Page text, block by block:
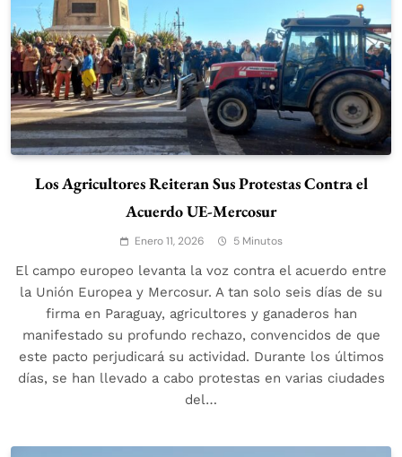
Los Agricultores Reiteran Sus Protestas Contra el
Acuerdo UE-Mercosur
Enero 11, 2026 5 Minutos
El campo europeo levanta la voz contra el acuerdo entre
la Unión Europea y Mercosur. A tan solo seis días de su
firma en Paraguay, agricultores y ganaderos han
manifestado su profundo rechazo, convencidos de que
este pacto perjudicará su actividad. Durante los últimos
días, se han llevado a cabo protestas en varias ciudades
del…